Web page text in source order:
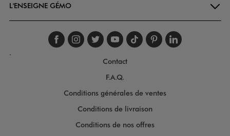
L'ENSEIGNE GÉMO
Suivez-nous sur
Suivez-nous sur
Suivez-nous sur
Suivez-nous
Suivez-nous
Suivez-
.
Contact
F.A.Q.
Conditions générales de ventes
Conditions de livraison
Conditions de nos offres